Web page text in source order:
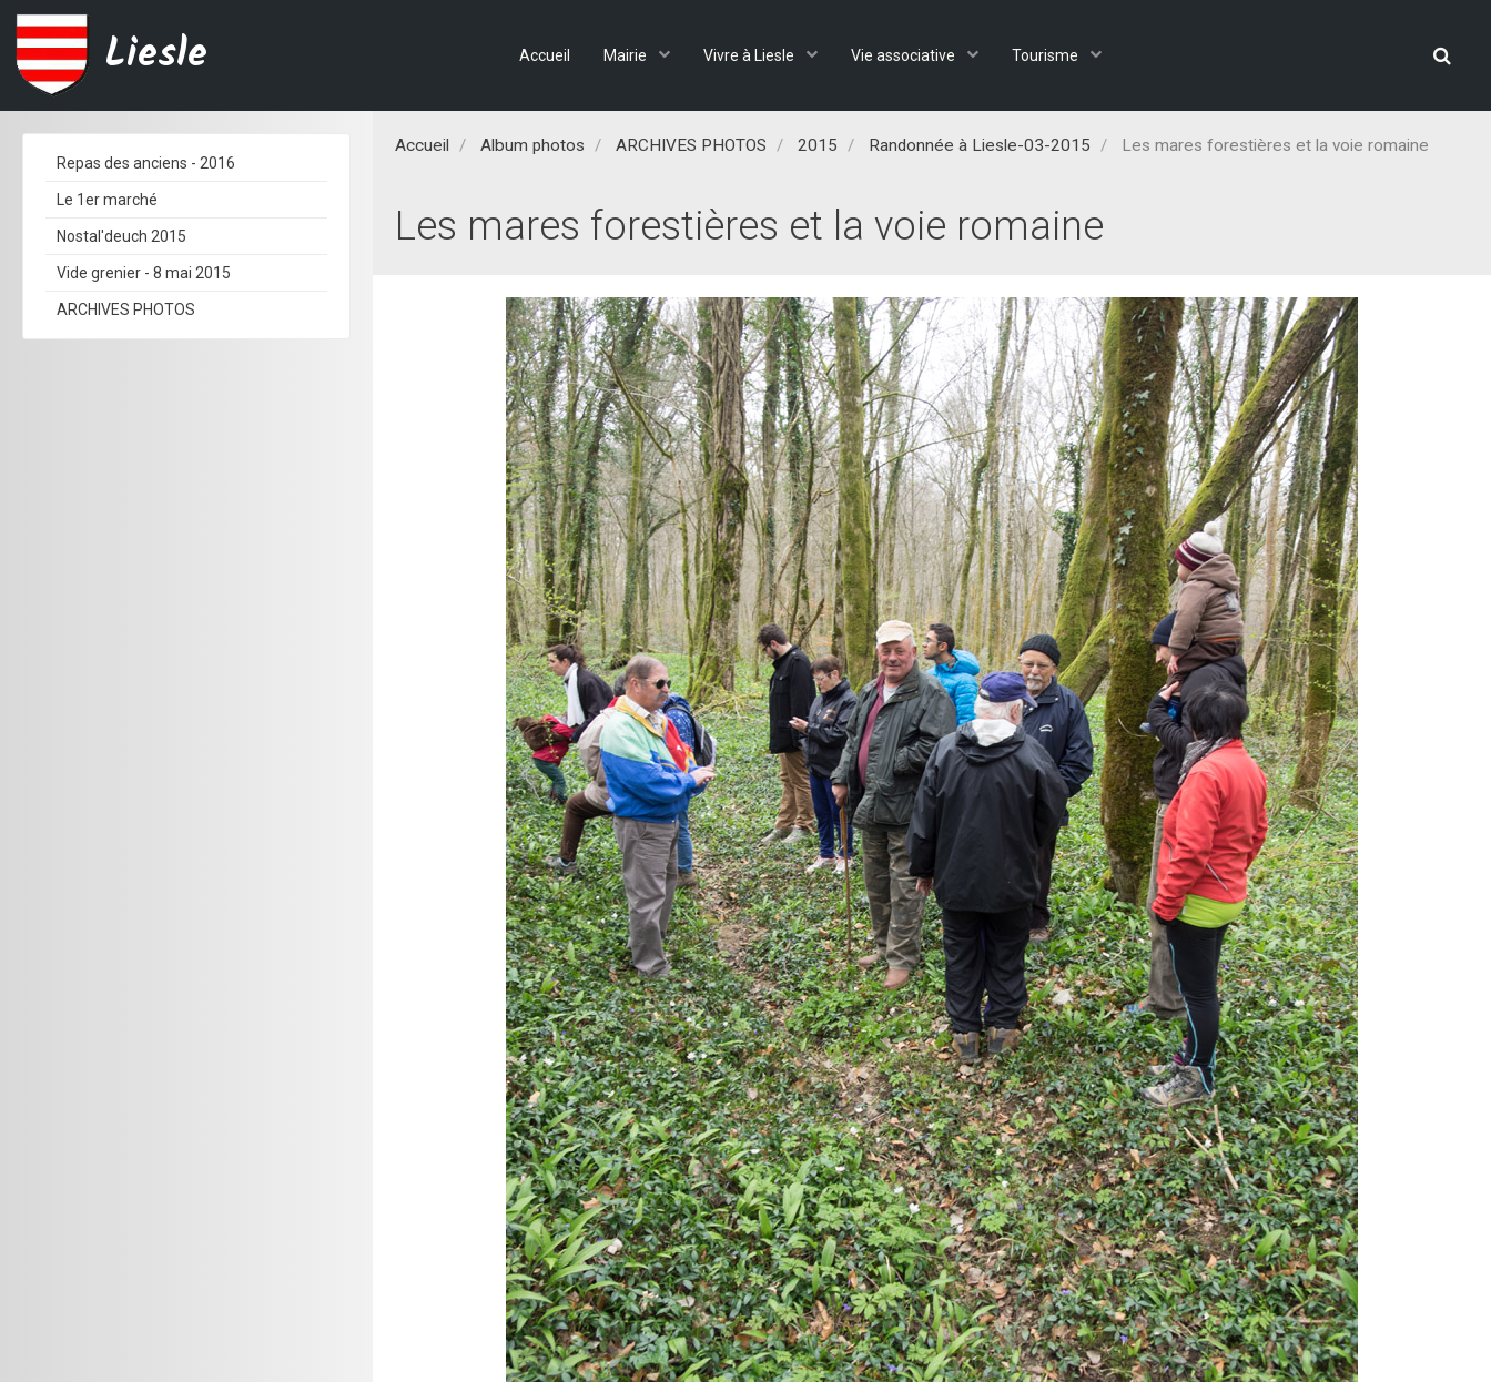
Liesle Accueil Mairie Vivre à Liesle Vie associative Tourisme
Accueil Album photos ARCHIVES PHOTOS 2015 Randonnée à Liesle-03-2015 Les mares forestières et la voie romaine
Les mares forestières et la voie romaine
Repas des anciens - 2016
Le 1er marché
Nostal'deuch 2015
Vide grenier - 8 mai 2015
ARCHIVES PHOTOS